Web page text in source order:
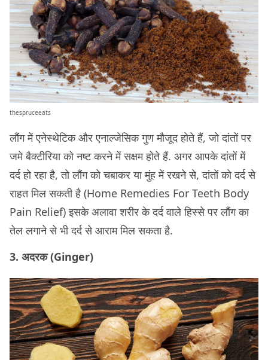
thespruceeats
लौंग में एनेस्थेटिक और एनाल्जेसिक गुण मौजूद होते हैं, जो दांतों पर
जमे बैक्टीरिया को नष्ट करने में सक्षम होते हैं. अगर आपके दांतों में
दर्द हो रहा है, तो लौंग को चबाकर या मुंह में रखने से, दांतों को दर्द से
राहत मिल सकती है (Home Remedies For Teeth Body
Pain Relief) इसके अलावा शरीर के दर्द वाले हिस्से पर लौंग का
तेल लगाने से भी दर्द से आराम मिल सकता है.
3. अदरक (Ginger)